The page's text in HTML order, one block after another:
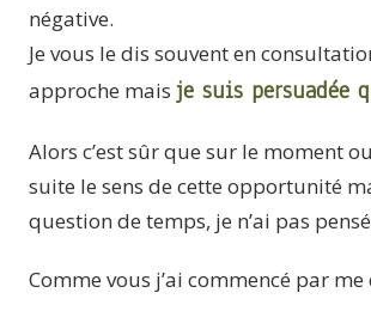
négative.
Je vous le dis souvent en
approche mais je suis persuadée
Alors c’est sûr que sur le moment
suite le sens de cette opportunité
question de temps, je n’ai pas
Comme vous j’ai commencé par me